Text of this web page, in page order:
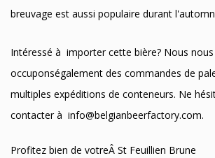
breuvage est aussi populaire durant
Intéressé à importer cette bière? Nous nous
occuponségalement des commandes de
multiples expéditions de conteneurs. Ne
contacter à info@belgianbeerfactory.com.
Profitez bien de votreÂ St Feuillien Brune